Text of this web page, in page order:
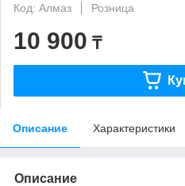
Код: Алмаз
Розница
10 900 ₸
Описание Характеристики
Описание